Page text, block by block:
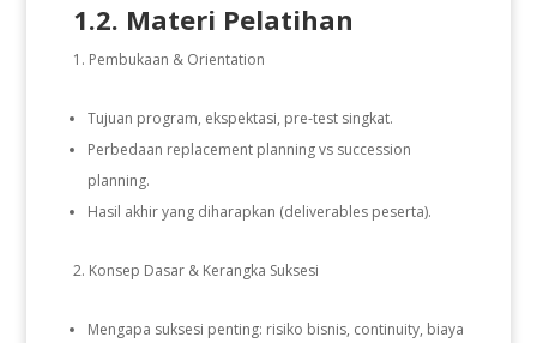
1.2. Materi Pelatihan
Pembukaan & Orientation
Tujuan program, ekspektasi, pre-test singkat.
Perbedaan replacement planning vs succession
planning.
Hasil akhir yang diharapkan (deliverables peserta).
Konsep Dasar & Kerangka Suksesi
Mengapa suksesi penting: risiko bisnis, continuity, biaya